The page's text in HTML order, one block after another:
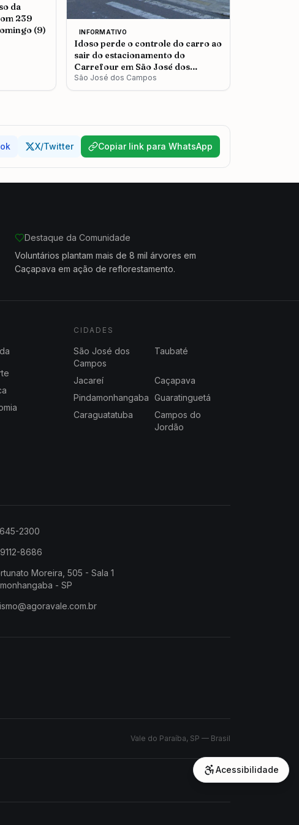
da
239
(9)
INFORMATIVO
Idoso perde o controle do carro ao
sair do estacionamento do
Carrefour em São José dos
Campos
São José dos Campos
X/Twitter Copiar link para WhatsApp
Destaque da Comunidade
Voluntários plantam mais de 8 mil árvores em
Caçapava em ação de reflorestamento.
CIDADES
São José dos
Campos
Taubaté
Jacareí
Caçapava
Pindamonhangaba Guaratinguetá
Caraguatatuba
Campos do
Jordão
2300
8686
Moreira, 505 - Sala 1
- SP
Vale do Paraíba, SP — Brasil
Acessibilidade